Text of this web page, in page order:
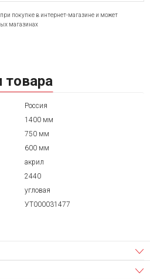
при покупке в интернет-магазине и может
магазинах
товара
Россия
1400 мм
750 мм
600 мм
акрил
2440
угловая
УТ000031477